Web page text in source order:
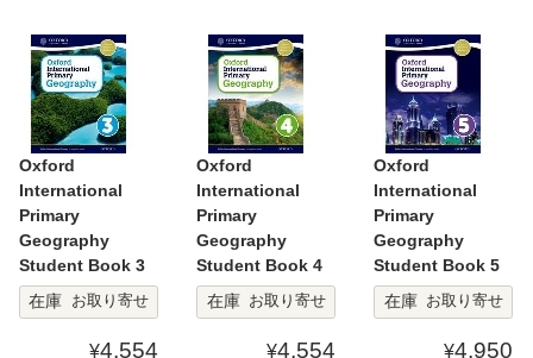
Oxford
International
Primary
Geography
Student Book 3
在庫
お取り寄せ
¥4,554
Oxford
International
Primary
Geography
Student Book 4
在庫
お取り寄せ
¥4,554
Oxford
International
Primary
Geography
Student Book 5
在庫
お取り寄せ
¥4,950